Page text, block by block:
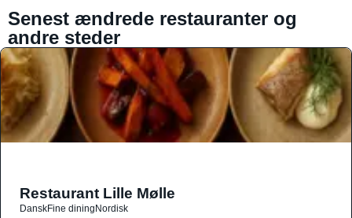
Senest ændrede restauranter og
andre steder
Restaurant Lille Mølle
DanskFine diningNordisk